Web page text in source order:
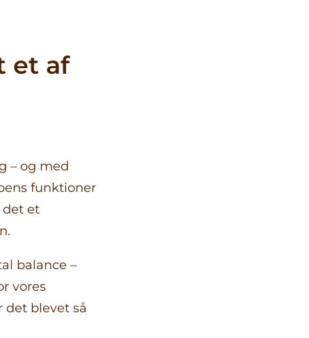
et af
– og med
funktioner
det et
balance –
vores
blevet så